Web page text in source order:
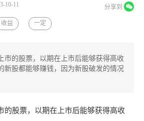
分享到
10-11
收益 一定
市的股票，以期在上市后能够获得高收
新股都能够赚钱，因为新股破发的情况
的股票，以期在上市后能够获得高收